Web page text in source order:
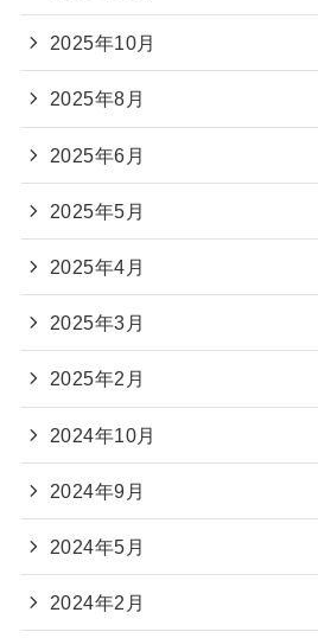
2025年10月
2025年8月
2025年6月
2025年5月
2025年4月
2025年3月
2025年2月
2024年10月
2024年9月
2024年5月
2024年2月